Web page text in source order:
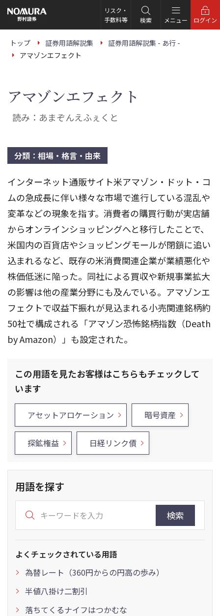
の
ー
リスク・
手数料等
検索 メニュー ログイン
トップ 証券用語解説集
証券用語解説集 - あ行 -
アマゾンエフェクト
アマゾンエフェクト
読み：あまぞんえふぇくと
分類：相場・格言・由来
インターネット通販サイト米アマゾン・ドット・コ
ムの急成長に伴い様々な市場で進行している混乱や
変革などの現象を指す。消費者の購買行動が実店舗
からオンラインショッピングへと移行したことで、
米国内の百貨店やショッピングモールが閉鎖に追い
込まれるなど、既存の米消費関連企業が業績悪化や
株価低迷に陥った。同社による買収や新規事業拡大
の影響は他の産業分野にも及んでいる。アマゾンエ
フェクトで収益下振れが見込まれる小売関連銘柄約
50社で構成される「アマゾン恐怖銘柄指数（Death
by Amazon）」も設定された。
この用語を見たお客様はこちらもチェックして
います
アセットアロケーション 暗号資産
探鉱権益 日経リンク債
用語を探す
検索
よくチェックされている用語
為替レート（360円からの円高の歩み）
半値八掛け二割引
落ちてくるナイフはつかむな